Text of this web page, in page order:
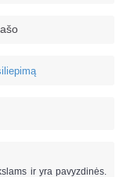
ir yra pavyzdinės.